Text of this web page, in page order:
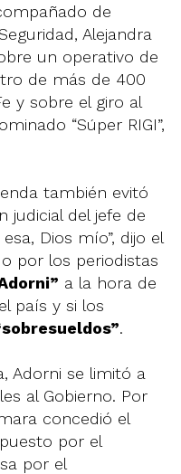
de
Alejandra
un operativo de
de más de 400
y sobre el giro al
“Súper RIGI”,
también evitó
judicial del jefe de
Dios mío”, dijo el
por los periodistas
a la hora de
país y si los
.
Adorni se limitó a
al Gobierno. Por
concedió el
por el
por el